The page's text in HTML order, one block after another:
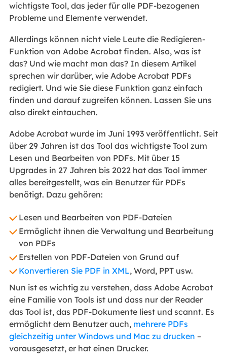
wichtigste Tool, das jeder für alle PDF-bezogenen
Probleme und Elemente verwendet.
Allerdings können nicht viele Leute die Redigieren-
Funktion von Adobe Acrobat finden. Also, was ist
das? Und wie macht man das? In diesem Artikel
sprechen wir darüber, wie Adobe Acrobat PDFs
redigiert. Und wie Sie diese Funktion ganz einfach
finden und darauf zugreifen können. Lassen Sie uns
also direkt eintauchen.
Adobe Acrobat wurde im Juni 1993 veröffentlicht. Seit
über 29 Jahren ist das Tool das wichtigste Tool zum
Lesen und Bearbeiten von PDFs. Mit über 15
Upgrades in 27 Jahren bis 2022 hat das Tool immer
alles bereitgestellt, was ein Benutzer für PDFs
benötigt. Dazu gehören:
Lesen und Bearbeiten von PDF-Dateien
Ermöglicht ihnen die Verwaltung und Bearbeitung
von PDFs
Erstellen von PDF-Dateien von Grund auf
Konvertieren Sie PDF in XML, Word, PPT usw.
Nun ist es wichtig zu verstehen, dass Adobe Acrobat
eine Familie von Tools ist und dass nur der Reader
das Tool ist, das PDF-Dokumente liest und scannt. Es
ermöglicht dem Benutzer auch,mehrere PDFs
gleichzeitig unter Windows und Mac zu drucken –
vorausgesetzt, er hat einen Drucker.